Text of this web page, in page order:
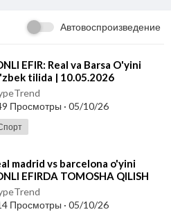
Автовоспроизведение
EFIR: Real va Barsa O'yini
tilida | 10.05.2026
Просмотры · 05/10/26
madrid vs barcelona o'yini
EFIRDA TOMOSHA QILISH
Просмотры · 05/10/26